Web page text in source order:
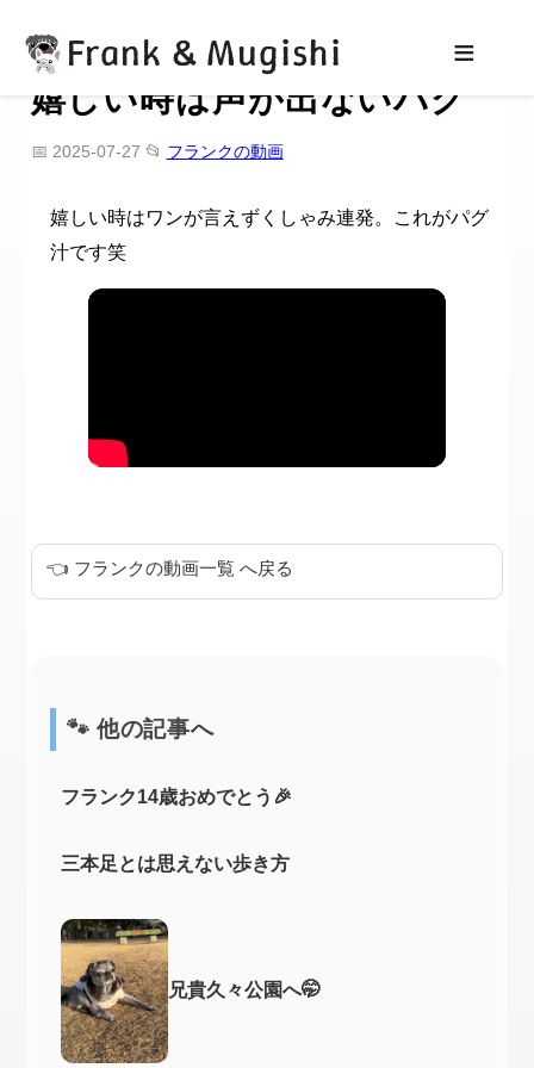
Frank & Mugishi ≡
嬉しい時は声が出ないパグ
📅 2025-07-27 📂 フランクの動画
嬉しい時はワンが言えずくしゃみ連発。これがパグ
汁です笑
👈 フランクの動画一覧 へ戻る
🐾 他の記事へ
フランク14歳おめでとう🎉
三本足とは思えない歩き方
兄貴久々公園へ🤭